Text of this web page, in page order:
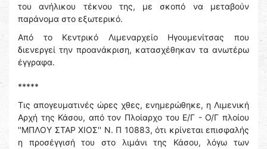
του ανήλικου τέκνου της, με σκοπό να μεταβούν
παράνομα στο εξωτερικό.
Από το Κεντρικό Λιμεναρχείο Ηγουμενίτσας που
διενεργεί την προανάκριση, κατασχέθηκαν τα ανωτέρω
έγγραφα.
*****
Τις απογευματινές ώρες χθες, ενημερώθηκε, η Λιμενική
Αρχή της Κάσου, από τον Πλοίαρχο του Ε/Γ - Ο/Γ πλοίου
''ΜΠΛΟΥ ΣΤΑΡ ΧΙΟΣ'' Ν. Π 10883, ότι κρίνεται επισφαλής
η προσέγγισή του στο λιμάνι της Κάσου, λόγω των